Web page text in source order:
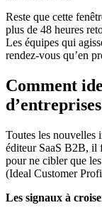
Reste que cette
plus de 48 heures
Les équipes qui
rendez-vous qu’en
Comment
Toutes les nouvelles
éditeur SaaS B2B, il
pour ne cibler que
(Ideal Customer
Les signaux à